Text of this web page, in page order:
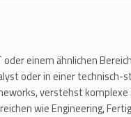
einem ähnlichen
oder in einer technisch-
verstehst
wie Engineering,